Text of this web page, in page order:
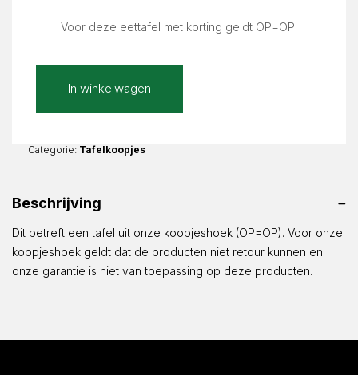
Voor deze eettafel met korting geldt OP=OP!
120x60cm
Jennifer
120x60x38cm
aantal
In winkelwagen
Categorie: Tafelkoopjes
Beschrijving
Dit betreft een tafel uit onze koopjeshoek (OP=OP). Voor onze
koopjeshoek geldt dat de producten niet retour kunnen en
onze garantie is niet van toepassing op deze producten.